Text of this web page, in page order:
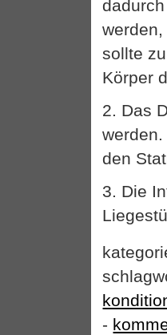
sollte
Körper
2. Das
den
3. Die
-